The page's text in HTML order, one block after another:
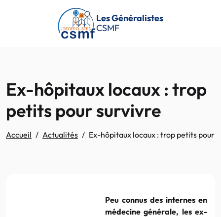
Passer au contenu principal
Les Généralistes
CSMF
Ex-hôpitaux locaux : trop
petits pour survivre
Accueil Actualités Ex-hôpitaux locaux : trop petits pour
Peu connus des internes en
médecine générale, les ex-